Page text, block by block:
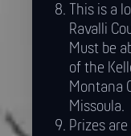
This is a
Ravalli
Must be
of the
Montana
Missoula.
Prizes